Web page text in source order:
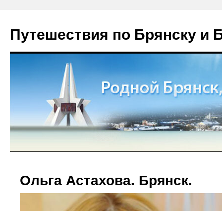
Путешествия по Брянску и
Ольга Астахова. Брянск.